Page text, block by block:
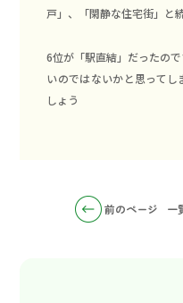
戸」、「閑静な住宅街」と
6位が「駅直結」だったの
いのではないかと思って
しょう
前のページ 一